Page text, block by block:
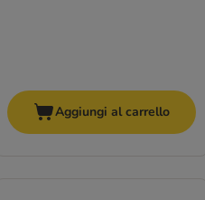
Aggiungi al carrello